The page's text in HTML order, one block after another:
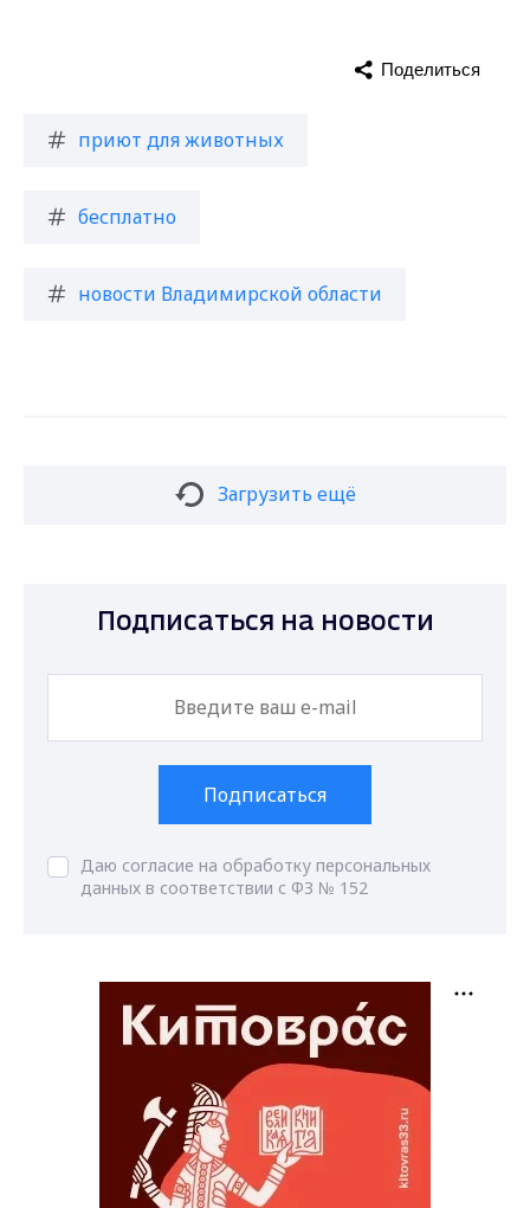
приют для животных
бесплатно
новости Владимирской области
Поделиться
Загрузить ещё
Подписаться на новости
Подписаться
Даю согласие на обработку персональных
данных в соответствии с ФЗ № 152